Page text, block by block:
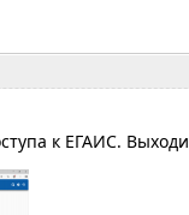
к ЕГАИС.